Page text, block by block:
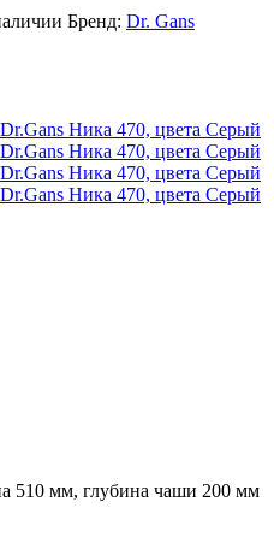
Бренд: Dr. Gans
510 мм, глубина чаши 200 мм